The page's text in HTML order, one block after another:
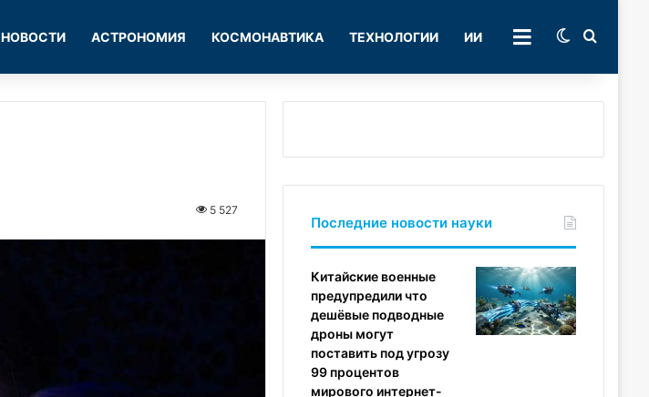
НОВОСТИ АСТРОНОМИЯ КОСМОНАВТИКА ТЕХНОЛОГИИ ИИ РУБРИКИSwitch skin
5 527
Последние новости науки
Китайские военные
предупредили что
дешёвые подводные
дроны могут
поставить под угрозу
99 процентов
мирового интернет-